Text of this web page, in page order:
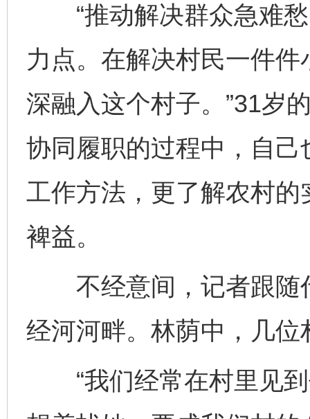
“推动解决群众急难愁
力点。在解决村民一件
深融入这个村子。”31岁
协同履职的过程中，自
工作方法，更了解农村
裨益。
不经意间，记者跟随
经河河畔。林荫中，几
“我们经常在村里见到